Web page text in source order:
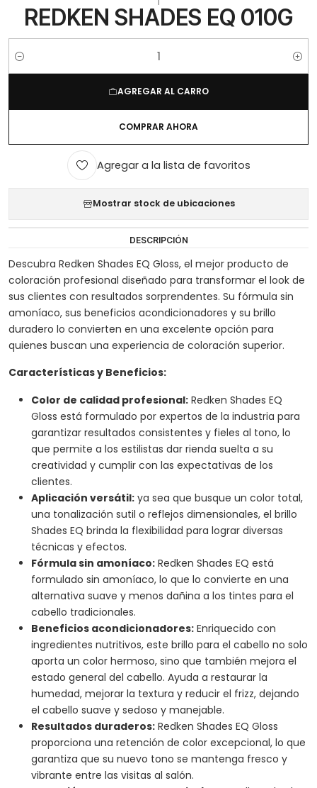
REDKEN SHADES EQ 010G
Cantidad
AGREGAR AL CARRO
COMPRAR AHORA
Agregar a la lista de favoritos
Mostrar stock de ubicaciones
DESCRIPCIÓN
Descubra Redken Shades EQ Gloss, el mejor producto de
coloración profesional diseñado para transformar el look de
sus clientes con resultados sorprendentes. Su fórmula sin
amoníaco, sus beneficios acondicionadores y su brillo
duradero lo convierten en una excelente opción para
quienes buscan una experiencia de coloración superior.
Características y Beneficios:
Color de calidad profesional:Redken Shades EQ
Gloss está formulado por expertos de la industria para
garantizar resultados consistentes y fieles al tono, lo
que permite a los estilistas dar rienda suelta a su
creatividad y cumplir con las expectativas de los
clientes.
Aplicación versátil:ya sea que busque un color total,
una tonalización sutil o reflejos dimensionales, el brillo
Shades EQ brinda la flexibilidad para lograr diversas
técnicas y efectos.
Fórmula sin amoníaco:Redken Shades EQ está
formulado sin amoníaco, lo que lo convierte en una
alternativa suave y menos dañina a los tintes para el
cabello tradicionales.
Beneficios acondicionadores:Enriquecido con
ingredientes nutritivos, este brillo para el cabello no solo
aporta un color hermoso, sino que también mejora el
estado general del cabello. Ayuda a restaurar la
humedad, mejorar la textura y reducir el frizz, dejando
el cabello suave y sedoso y manejable.
Resultados duraderos:Redken Shades EQ Gloss
proporciona una retención de color excepcional, lo que
garantiza que su nuevo tono se mantenga fresco y
vibrante entre las visitas al salón.